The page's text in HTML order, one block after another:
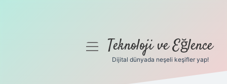
menüyüTeknoloji ve Eğlence
Dijital dünyada neşeli keşifler yap!